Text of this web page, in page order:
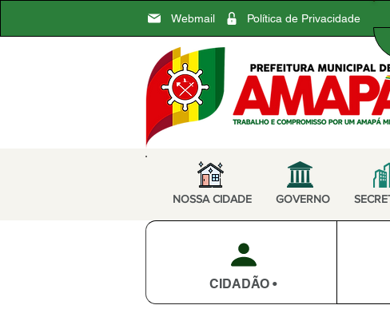
Webmail Política de Privacidade
NOSSA CIDADE GOVERNO
CIDADÃO •